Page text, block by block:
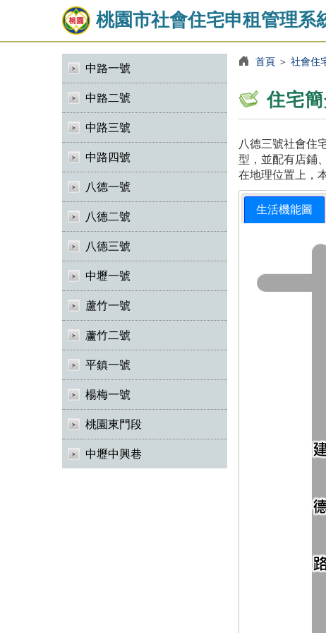
桃園市社會住宅申租管理系
中路一號
中路二號
中路三號
中路四號
八德一號
八德二號
八德三號
中壢一號
蘆竹一號
蘆竹二號
平鎮一號
楊梅一號
桃園東門段
中壢中興巷
首頁＞ 社會住
住宅
八德三號社會住
型，並配有店鋪
在地理位置上，
生活機能圖